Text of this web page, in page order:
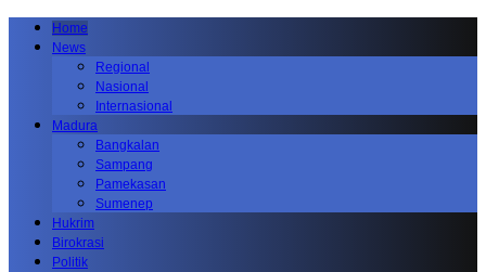
Home
News
Regional
Nasional
Internasional
Madura
Bangkalan
Sampang
Pamekasan
Sumenep
Hukrim
Birokrasi
Politik